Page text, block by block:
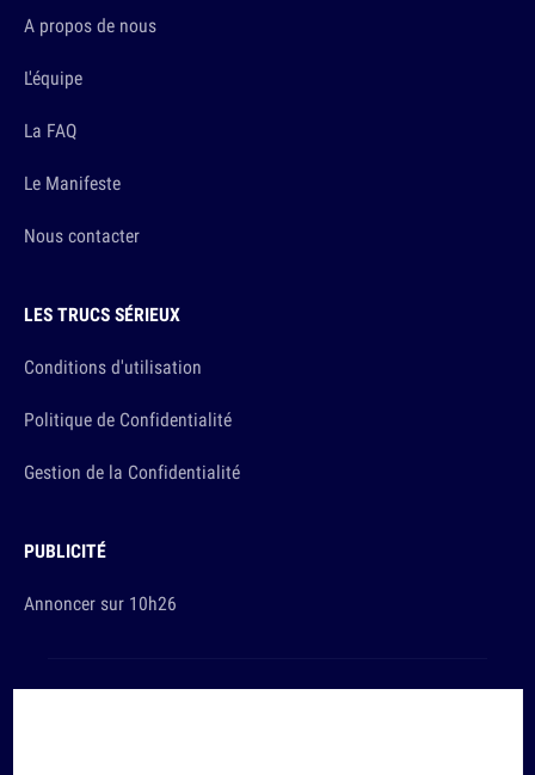
A propos de nous
L'équipe
La FAQ
Le Manifeste
Nous contacter
LES TRUCS SÉRIEUX
Conditions d'utilisation
Politique de Confidentialité
Gestion de la Confidentialité
PUBLICITÉ
Annoncer sur 10h26